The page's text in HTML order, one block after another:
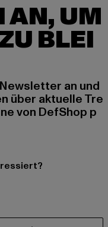
AN, UM
BLEI
an und
über aktuelle Tre
von DefShop p